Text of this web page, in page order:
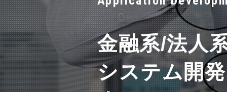
金融系/法人
システム開